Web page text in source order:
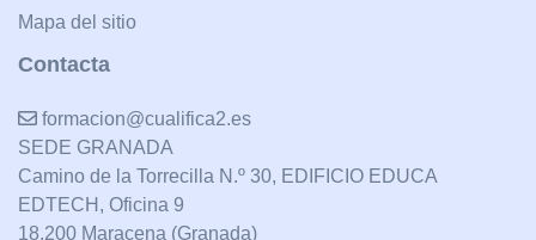
Mapa del sitio
Contacta
formacion@cualifica2.es
SEDE GRANADA
Camino de la Torrecilla N.º 30, EDIFICIO EDUCA
EDTECH, Oficina 9
18.200 Maracena (Granada)